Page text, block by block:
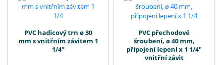
PVC hadicový trn ø 30
mm s vnitřním závitem 1
1/4"
PVC přechodové
šroubení, ø 40 mm,
připojení lepení x 1 1/4"
vnitřní závit